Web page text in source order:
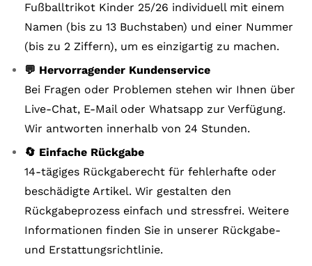
Fußballtrikot Kinder 25/26 individuell mit einem
Namen (bis zu 13 Buchstaben) und einer Nummer
(bis zu 2 Ziffern), um es einzigartig zu machen.
💬 Hervorragender Kundenservice
Bei Fragen oder Problemen stehen wir Ihnen über
Live-Chat, E-Mail oder Whatsapp zur Verfügung.
Wir antworten innerhalb von 24 Stunden.
🔄 Einfache Rückgabe
14-tägiges Rückgaberecht für fehlerhafte oder
beschädigte Artikel. Wir gestalten den
Rückgabeprozess einfach und stressfrei. Weitere
Informationen finden Sie in unserer Rückgabe-
und Erstattungsrichtlinie.